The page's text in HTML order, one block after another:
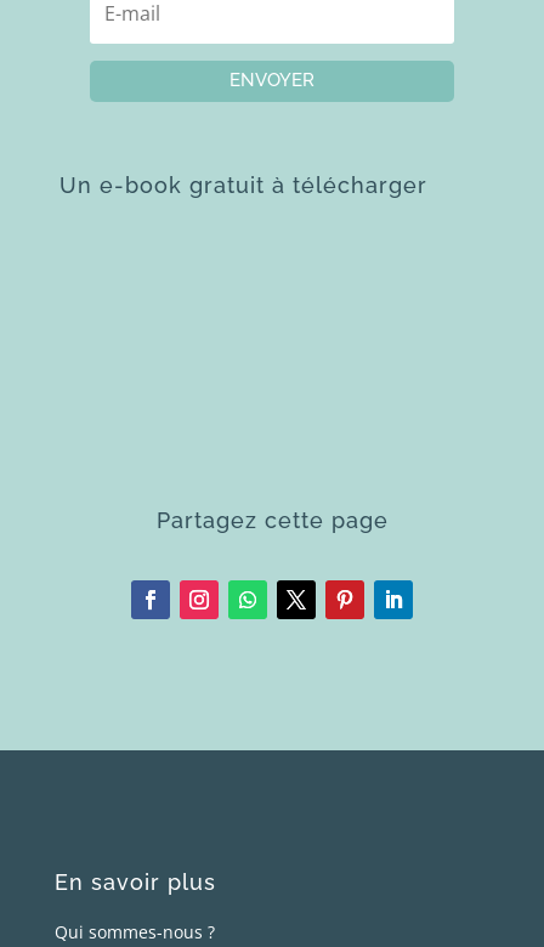
ENVOYER
Un e-book gratuit à télécharger
Partagez cette page
En savoir plus
Qui sommes-nous ?